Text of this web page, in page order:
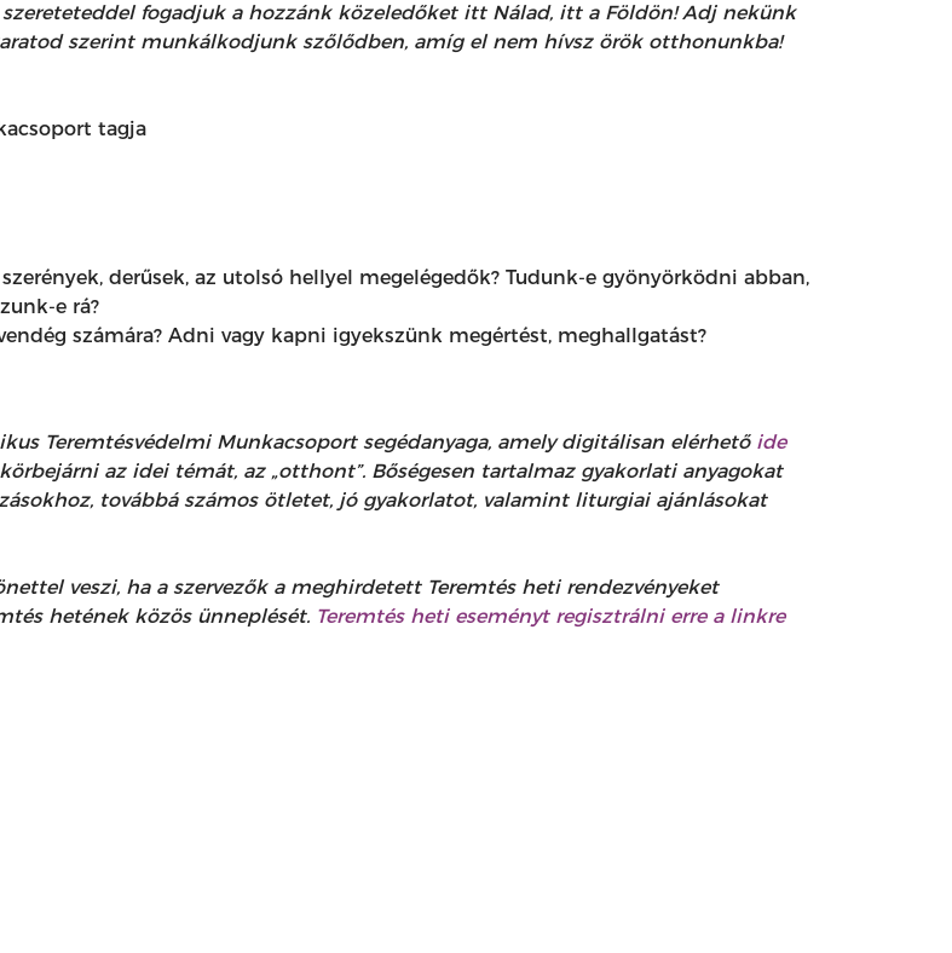
fogadjuk a hozzánk közeledőket itt Nálad, itt a Földön! Adj nekünk
szerint munkálkodjunk szőlődben, amíg el nem hívsz örök otthonunkba!
tagja
derűsek, az utolsó hellyel megelégedők? Tudunk-e gyönyörködni abban,
e rá?
számára? Adni vagy kapni igyekszünk megértést, meghallgatást?
Teremtésvédelmi Munkacsoport segédanyaga, amely digitálisan elérhető ide
az idei témát, az „otthont”. Bőségesen tartalmaz gyakorlati anyagokat
továbbá számos ötletet, jó gyakorlatot, valamint liturgiai ajánlásokat
veszi, ha a szervezők a meghirdetett Teremtés heti rendezvényeket
hetének közös ünneplését. Teremtés heti eseményt regisztrálni erre a linkre